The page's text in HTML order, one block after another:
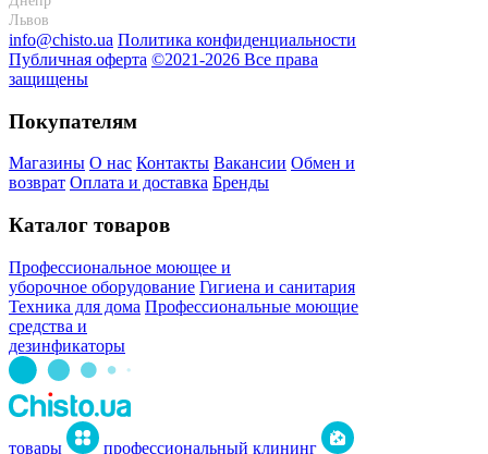
Львов
info@chisto.ua Политика конфиденциальности
Публичная оферта ©2021-2026 Все права
защищены
Покупателям
Магазины О нас Контакты Вакансии Обмен и
возврат Оплата и доставка Бренды
Каталог товаров
Профессиональное моющее и
уборочное оборудование Гигиена и санитария
Техника для дома Профессиональные моющие
средства и
дезинфикаторы
товары профессиональный клининг